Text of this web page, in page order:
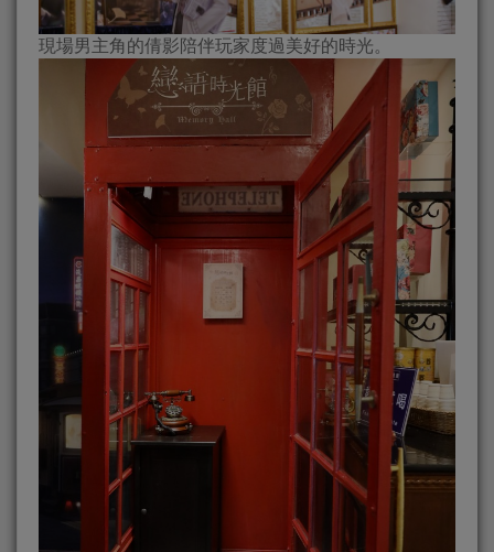
現場男主角的倩影陪伴玩家度過美好的時光。